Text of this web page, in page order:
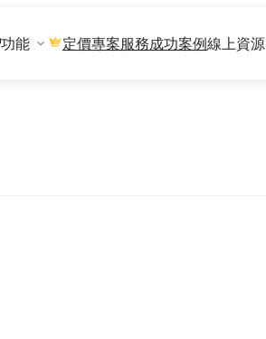
功能 定價專案服務成功案例線上資源